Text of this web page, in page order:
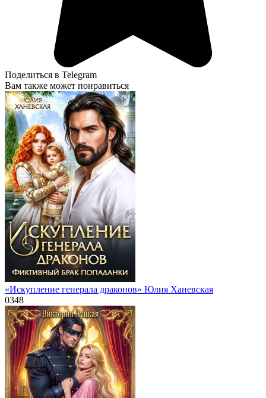
Поделиться в Telegram
Вам также может понравиться
«Искупление генерала драконов» Юлия Ханевская
0348